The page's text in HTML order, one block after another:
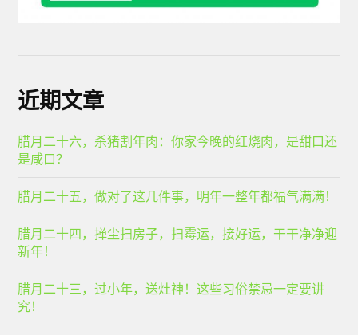
近期文章
腊月二十六，杀猪割年肉：你家今晚的红烧肉，是甜口还
是咸口？
腊月二十五，做对了这几件事，明年一整年都福气满满！
腊月二十四，掸尘扫房子，扫霉运，接好运，干干净净迎
新年！
腊月二十三，过小年，送灶神！这些习俗禁忌一定要讲
究！